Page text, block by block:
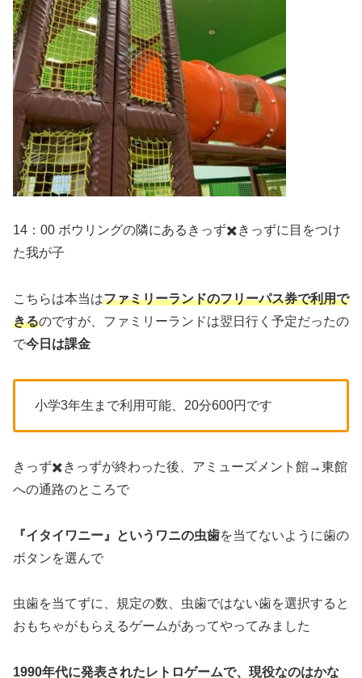
14：00 ボウリングの隣にあるきっず✖️きっずに目をつけ
た我が子
こちらは本当はファミリーランドのフリーパス券で利用で
きるのですが、ファミリーランドは翌日行く予定だったの
で今日は課金
小学3年生まで利用可能、20分600円です
きっず✖️きっずが終わった後、アミューズメント館→東館
への通路のところで
『イタイワニー』というワニの虫歯を当てないように歯の
ボタンを選んで
虫歯を当てずに、規定の数、虫歯ではない歯を選択すると
おもちゃがもらえるゲームがあってやってみました
1990年代に発表されたレトロゲームで、現役なのはかな